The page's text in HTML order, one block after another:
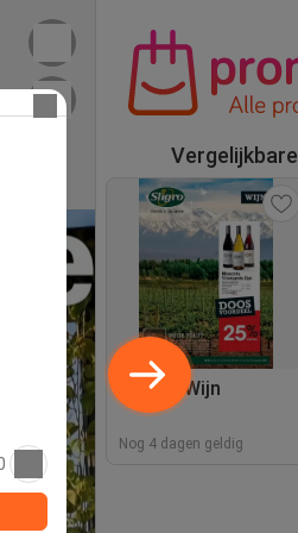
Sligro | Wijn
Nog 4 dagen geldig